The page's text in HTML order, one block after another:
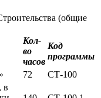
(общие
Кол-
во
часов
Код
программы
72
СТ-100
в